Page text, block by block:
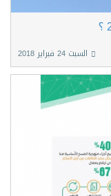
السبت 24 فبراير 2018